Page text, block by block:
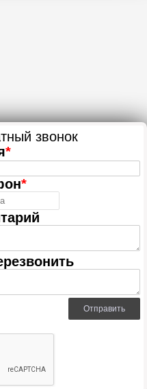
звонок
*
*
Отправить